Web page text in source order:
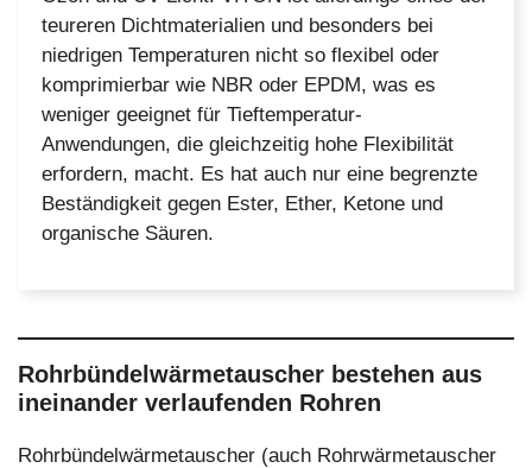
teureren Dichtmaterialien und besonders bei
niedrigen Temperaturen nicht so flexibel oder
komprimierbar wie NBR oder EPDM, was es
weniger geeignet für Tieftemperatur-
Anwendungen, die gleichzeitig hohe Flexibilität
erfordern, macht. Es hat auch nur eine begrenzte
Beständigkeit gegen Ester, Ether, Ketone und
organische Säuren.
Rohrbündelwärmetauscher bestehen aus
ineinander verlaufenden Rohren
Rohrbündelwärmetauscher (auch Rohrwärmetauscher